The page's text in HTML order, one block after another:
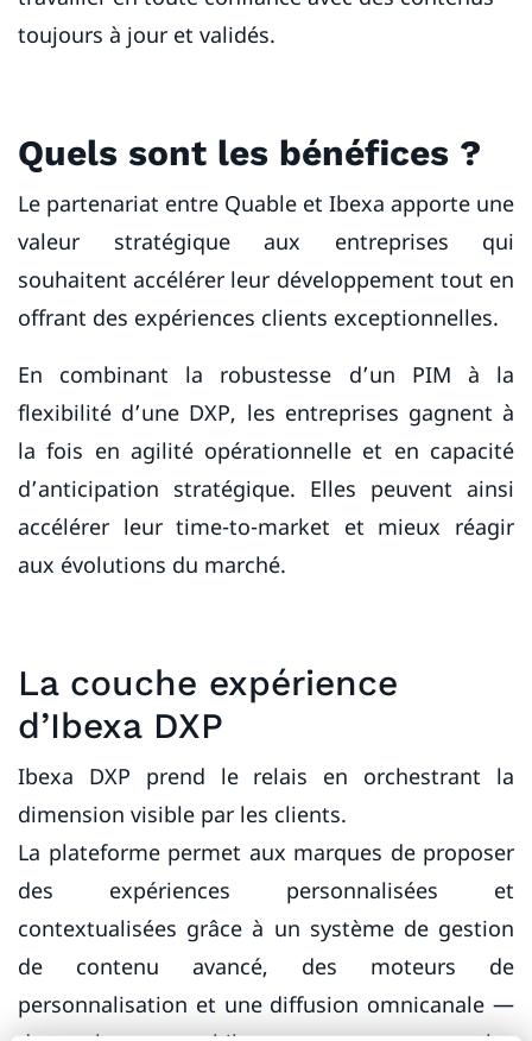
toujours à jour et validés.
Quels sont les bénéfices ?
Le partenariat entre Quable et Ibexa apporte une
valeur stratégique aux entreprises qui
souhaitent accélérer leur développement tout en
offrant des expériences clients exceptionnelles.
En combinant la robustesse d’un PIM à la
flexibilité d’une DXP, les entreprises gagnent à
la fois en agilité opérationnelle et en capacité
d’anticipation stratégique. Elles peuvent ainsi
accélérer leur time-to-market et mieux réagir
aux évolutions du marché.
La couche expérience
d’Ibexa DXP
Ibexa DXP prend le relais en orchestrant la
dimension visible par les clients.
La plateforme permet aux marques de proposer
des expériences personnalisées et
contextualisées grâce à un système de gestion
de contenu avancé, des moteurs de
personnalisation et une diffusion omnicanale —